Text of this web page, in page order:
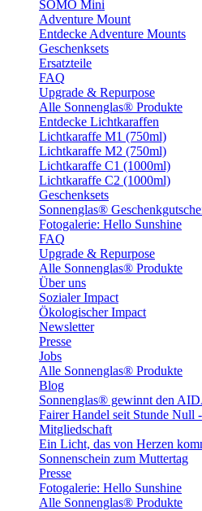
SOMO Mini
Adventure Mount
Entdecke Adventure Mounts
Geschenksets
Ersatzteile
FAQ
Upgrade & Repurpose
Alle Sonnenglas® Produkte
Entdecke Lichtkaraffen
Lichtkaraffe M1 (750ml)
Lichtkaraffe M2 (750ml)
Lichtkaraffe C1 (1000ml)
Lichtkaraffe C2 (1000ml)
Geschenksets
Sonnenglas®
Fotogalerie: Hello Sunshine
FAQ
Upgrade & Repurpose
Alle Sonnenglas® Produkte
Über uns
Sozialer Impact
Ökologischer Impact
Newsletter
Presse
Jobs
Alle Sonnenglas® Produkte
Blog
Sonnenglas® gewinnt den
Fairer Handel seit Stunde
Mitgliedschaft
Ein Licht, das von Herzen
Sonnenschein zum Muttertag
Presse
Fotogalerie: Hello Sunshine
Alle Sonnenglas® Produkte